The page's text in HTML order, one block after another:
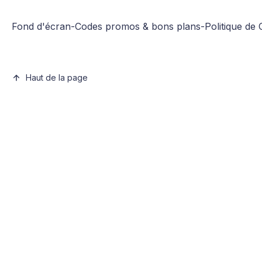
Fond d'écran-Codes promos & bons plans-Politique de
Haut de la page